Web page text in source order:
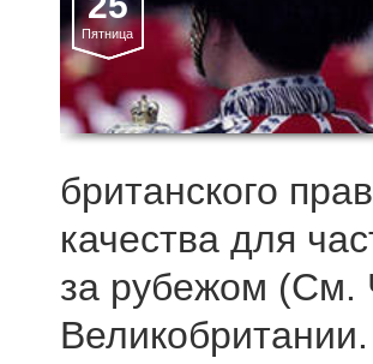
Пятница
британского
качества для
за рубежом (См.
Великобритании.